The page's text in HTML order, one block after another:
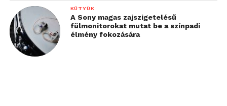
KÜTYÜK
A Sony magas zajszigetelésű
fülmonitorokat mutat be a színpadi
élmény fokozására